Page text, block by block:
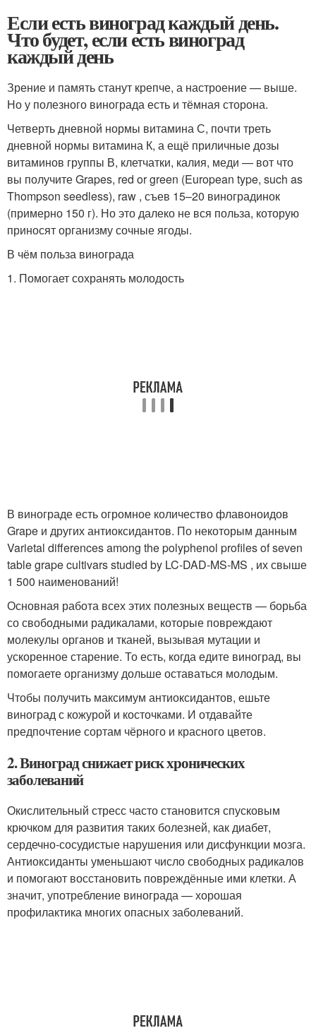
Если есть виноград каждый день.
Что будет, если есть виноград
каждый день
Зрение и память станут крепче, а настроение — выше.
Но у полезного винограда есть и тёмная сторона.
Четверть дневной нормы витамина С, почти треть
дневной нормы витамина К, а ещё приличные дозы
витаминов группы В, клетчатки, калия, меди — вот что
вы получите Grapes, red or green (European type, such as
Thompson seedless), raw , съев 15–20 виноградинок
(примерно 150 г). Но это далеко не вся польза, которую
приносят организму сочные ягоды.
В чём польза винограда
1. Помогает сохранять молодость
В винограде есть огромное количество флавоноидов
Grape и других антиоксидантов. По некоторым данным
Varietal differences among the polyphenol profiles of seven
table grape cultivars studied by LC‑DAD‑MS‑MS , их свыше
1 500 наименований!
Основная работа всех этих полезных веществ — борьба
со свободными радикалами, которые повреждают
молекулы органов и тканей, вызывая мутации и
ускоренное старение. То есть, когда едите виноград, вы
помогаете организму дольше оставаться молодым.
Чтобы получить максимум антиоксидантов, ешьте
виноград с кожурой и косточками. И отдавайте
предпочтение сортам чёрного и красного цветов.
2. Виноград снижает риск хронических
заболеваний
Окислительный стресс часто становится спусковым
крючком для развития таких болезней, как диабет,
сердечно‑сосудистые нарушения или дисфункции мозга.
Антиоксиданты уменьшают число свободных радикалов
и помогают восстановить повреждённые ими клетки. А
значит, употребление винограда — хорошая
профилактика многих опасных заболеваний.